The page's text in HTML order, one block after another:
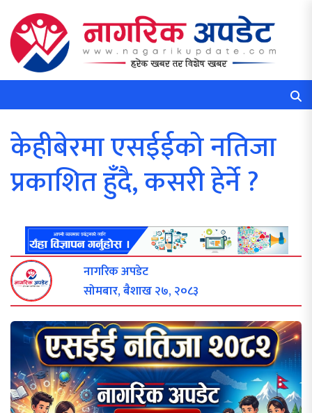
केहीबेरमा एसईईको नतिजा
प्रकाशित हुँदै, कसरी हेर्ने ?
नागरिक अपडेट
सोमबार, बैशाख २७, २०८३